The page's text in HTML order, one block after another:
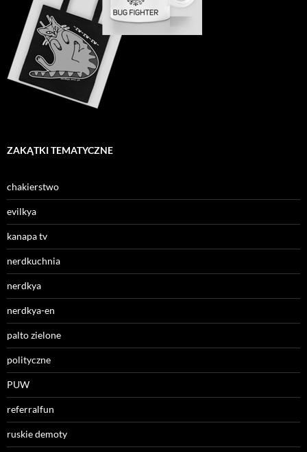
ZAKĄTKI TEMATYCZNE
chakierstwo
evilkya
kanapa tv
nerdkuchnia
nerdkya
nerdkya-en
palto zielone
polityczne
PUW
referralfun
ruskie demoty